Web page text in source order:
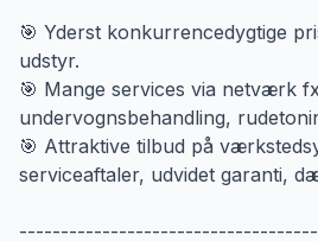
🎯 Yderst konkurrencedygtige
udstyr.
🎯 Mange services via netværk
undervognsbehandling,
🎯 Attraktive tilbud på
serviceaftaler, udvidet garanti,